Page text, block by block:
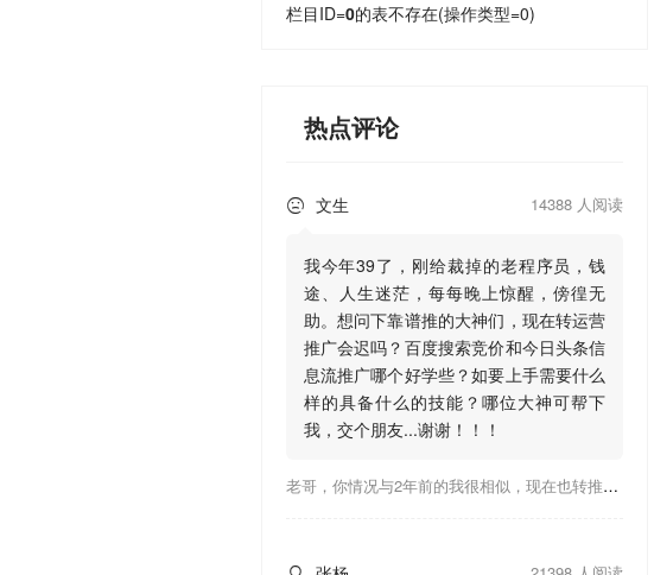
栏目ID=0的表不存在(操作类型=0)
热点评论
 文生 14388 人阅读
我今年39了，刚给裁掉的老程序员，钱
途、人生迷茫，每每晚上惊醒，傍徨无
助。想问下靠谱推的大神们，现在转运营
推广会迟吗？百度搜索竞价和今日头条信
息流推广哪个好学些？如要上手需要什么
样的具备什么的技能？哪位大神可帮下
我，交个朋友...谢谢！！！
老哥，你情况与2年前的我很相似，现在也转推广，这行有钱景，你有基础上手会比较快，不必担心。至于学竞价还是信息流哪个好，我是信息流广告入手，现在迷上靠谱推关注大神们的营销推广干货。有空你也可多泡下这站，真能学到不少东西；希望可以帮到你！